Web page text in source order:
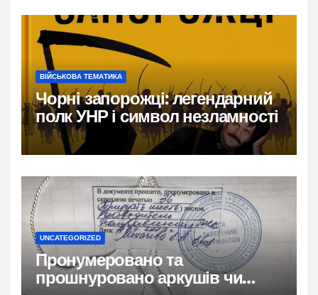
ВІЙСЬКОВА ТЕМАТИКА
Чорні запорожці: легендарний
полк УНР і символ незламності
UNCATEGORIZED
Пронумеровано та
прошнуровано аркушів чи